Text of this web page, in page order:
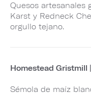
Quesos artesanales
Karst y Redneck
orgullo tejano.
Homestead Gristmill
Sémola de maíz